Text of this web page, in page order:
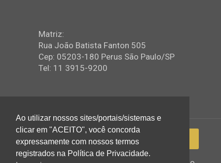
Matriz:
Rua João Batista Fanton 505
Cep: 05203-180 Perus São Paulo/SP
Tel: 11 3915-9200
Ao utilizar nossos sites/portais/sistemas e
clicar em "ACEITO", você concorda
expressamente com nossos termos
registrados na Política de Privacidade.